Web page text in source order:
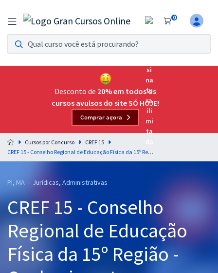
0
Assinatura Ilimitada 11
Acesso a todos os cursos. Teste grátis por 7 dias!
Assinatura OAB Até Passar
Acesso ilimitado a toda preparação para o Exame da
Residências Multiprofissionais
Preparação completa e intensiva para as principais
residências em saúde do Brasil
Cursos 20% OFF
Pós
Graduação
Desconto de 20% em todos os
cursos avulsos do site SÓ HOJE!
Comprar agora
Cursos por Concurso
CREF 15
CREF 15 - Conselho Regional de Educação Física da 15º Região - Conhecimentos Específicos para o Cargo de Advogado (Pós-Edital)
PI, MA - Jurídicas, Administrativas
CREF 15 - Conselho
Regional de Educação
Física da 15º Região -